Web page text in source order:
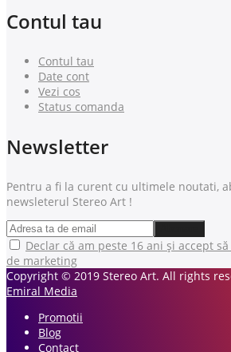
Contul tau
Contul tau
Date cont
Vezi cos
Status comanda
Newsletter
Pentru a fi la curent cu ultimele noutati,
newsleterul Stereo Art !
Declar că am peste 16 ani și accept
de marketing
Copyright © 2019 Stereo Art. All rights
Emiral Media
Promotii
Blog
Contact